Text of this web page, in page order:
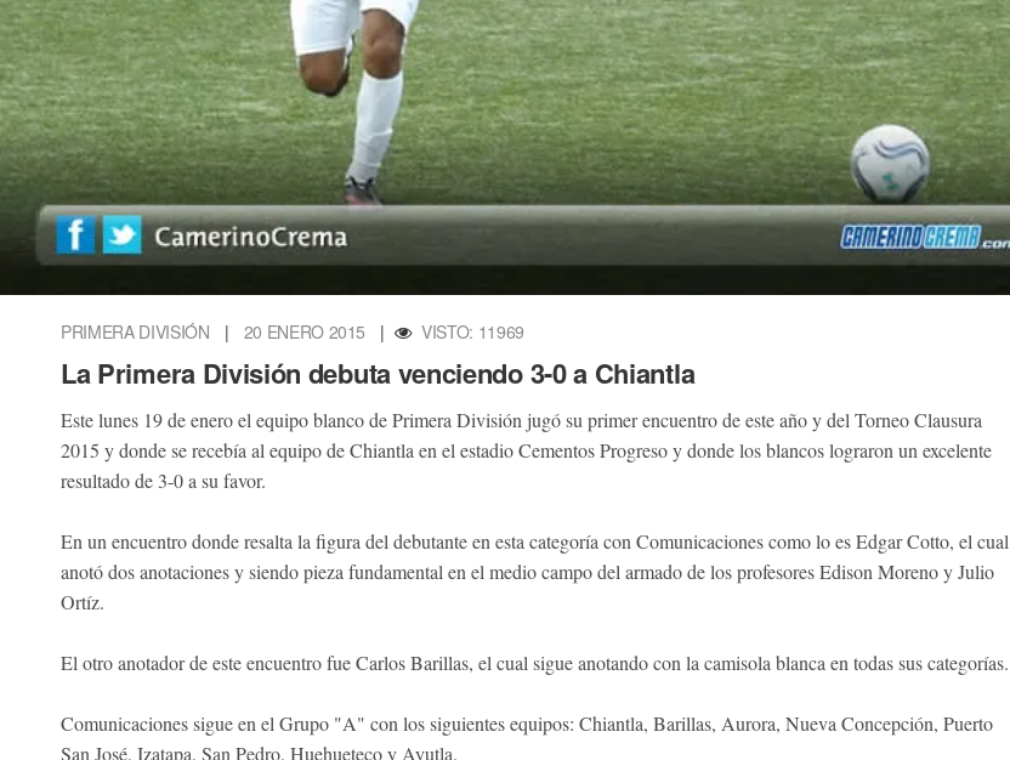
PRIMERA DIVISIÓN | 20 ENERO 2015 | VISTO: 11969
La Primera División debuta venciendo 3-0 a Chiantla
Este lunes 19 de enero el equipo blanco de Primera División jugó su primer encuentro de este año y del Torneo Clausura
2015 y donde se recebía al equipo de Chiantla en el estadio Cementos Progreso y donde los blancos lograron un excelente
resultado de 3-0 a su favor.
En un encuentro donde resalta la figura del debutante en esta categoría con Comunicaciones como lo es Edgar Cotto, el cual
anotó dos anotaciones y siendo pieza fundamental en el medio campo del armado de los profesores Edison Moreno y Julio
Ortíz.
El otro anotador de este encuentro fue Carlos Barillas, el cual sigue anotando con la camisola blanca en todas sus categorías.
Comunicaciones sigue en el Grupo "A" con los siguientes equipos: Chiantla, Barillas, Aurora, Nueva Concepción, Puerto
San José, Izatapa, San Pedro, Huehueteco y Ayutla.